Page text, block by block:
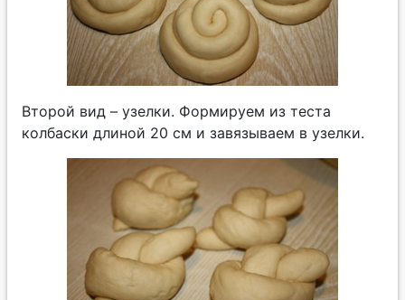
Второй вид – узелки. Формируем из теста
колбаски длиной 20 см и завязываем в узелки.